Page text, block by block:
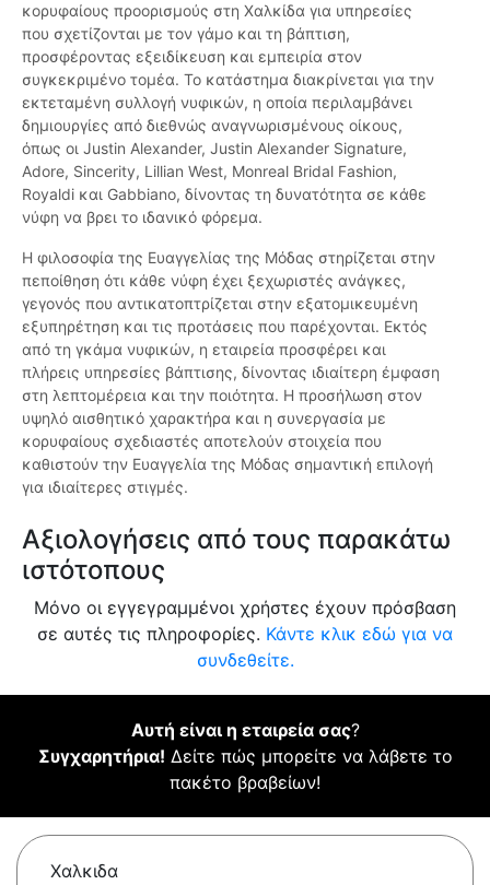
κορυφαίους προορισμούς στη Χαλκίδα για υπηρεσίες
που σχετίζονται με τον γάμο και τη βάπτιση,
προσφέροντας εξειδίκευση και εμπειρία στον
συγκεκριμένο τομέα. Το κατάστημα διακρίνεται για την
εκτεταμένη συλλογή νυφικών, η οποία περιλαμβάνει
δημιουργίες από διεθνώς αναγνωρισμένους οίκους,
όπως οι Justin Alexander, Justin Alexander Signature,
Adore, Sincerity, Lillian West, Monreal Bridal Fashion,
Royaldi και Gabbiano, δίνοντας τη δυνατότητα σε κάθε
νύφη να βρει το ιδανικό φόρεμα.
Η φιλοσοφία της Ευαγγελίας της Μόδας στηρίζεται στην
πεποίθηση ότι κάθε νύφη έχει ξεχωριστές ανάγκες,
γεγονός που αντικατοπτρίζεται στην εξατομικευμένη
εξυπηρέτηση και τις προτάσεις που παρέχονται. Εκτός
από τη γκάμα νυφικών, η εταιρεία προσφέρει και
πλήρεις υπηρεσίες βάπτισης, δίνοντας ιδιαίτερη έμφαση
στη λεπτομέρεια και την ποιότητα. Η προσήλωση στον
υψηλό αισθητικό χαρακτήρα και η συνεργασία με
κορυφαίους σχεδιαστές αποτελούν στοιχεία που
καθιστούν την Ευαγγελία της Μόδας σημαντική επιλογή
για ιδιαίτερες στιγμές.
Αξιολογήσεις από τους παρακάτω
ιστότοπους
Μόνο οι εγγεγραμμένοι χρήστες έχουν πρόσβαση
σε αυτές τις πληροφορίες. Κάντε κλικ εδώ για να
συνδεθείτε.
Αυτή είναι η εταιρεία σας?
Συγχαρητήρια! Δείτε πώς μπορείτε να λάβετε το
πακέτο βραβείων!
Χαλκιδα